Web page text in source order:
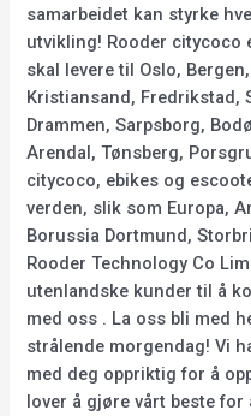
samarbeidet kan styrke
utvikling! Rooder citycoco
skal levere til Oslo,
Kristiansand, Fredrikstad,
Drammen, Sarpsborg,
Arendal, Tønsberg,
citycoco, ebikes og
verden, slik som Europa,
Borussia Dortmund,
Rooder Technology Co
utenlandske kunder til å
med oss . La oss bli med
strålende morgendag! Vi
med deg oppriktig for å
lover å gjøre vårt beste